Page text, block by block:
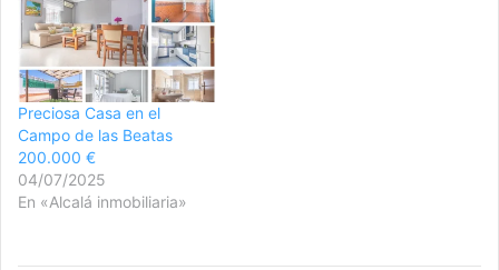
Preciosa Casa en el
Campo de las Beatas
200.000 €
04/07/2025
En «Alcalá inmobiliaria»